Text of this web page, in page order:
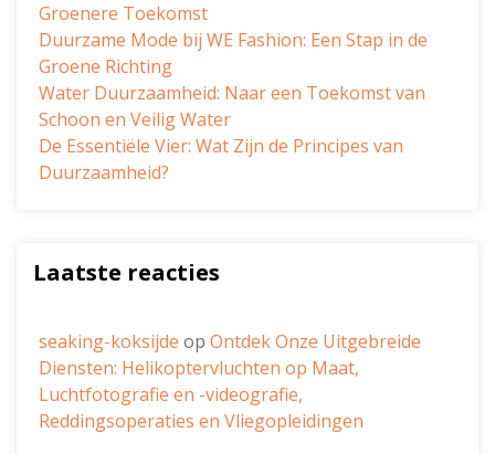
Groenere Toekomst
Duurzame Mode bij WE Fashion: Een Stap in de
Groene Richting
Water Duurzaamheid: Naar een Toekomst van
Schoon en Veilig Water
De Essentiële Vier: Wat Zijn de Principes van
Duurzaamheid?
Laatste reacties
seaking-koksijde op Ontdek Onze Uitgebreide
Diensten: Helikoptervluchten op Maat,
Luchtfotografie en -videografie,
Reddingsoperaties en Vliegopleidingen